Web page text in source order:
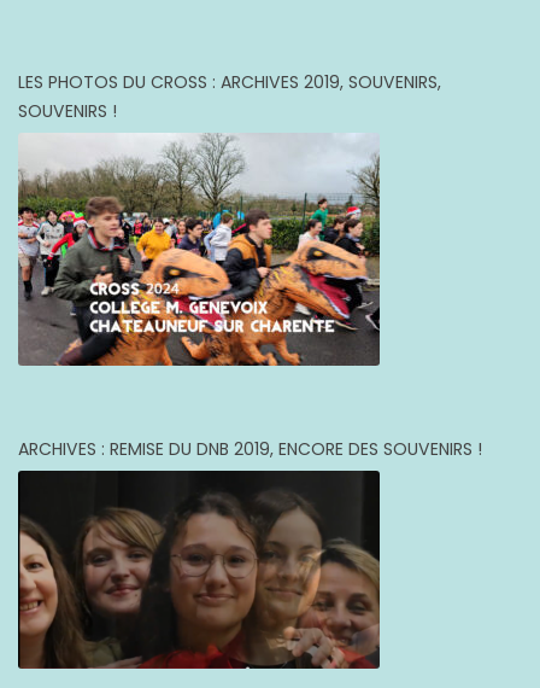
LES PHOTOS DU CROSS : ARCHIVES 2019, SOUVENIRS,
SOUVENIRS !
ARCHIVES : REMISE DU DNB 2019, ENCORE DES SOUVENIRS !